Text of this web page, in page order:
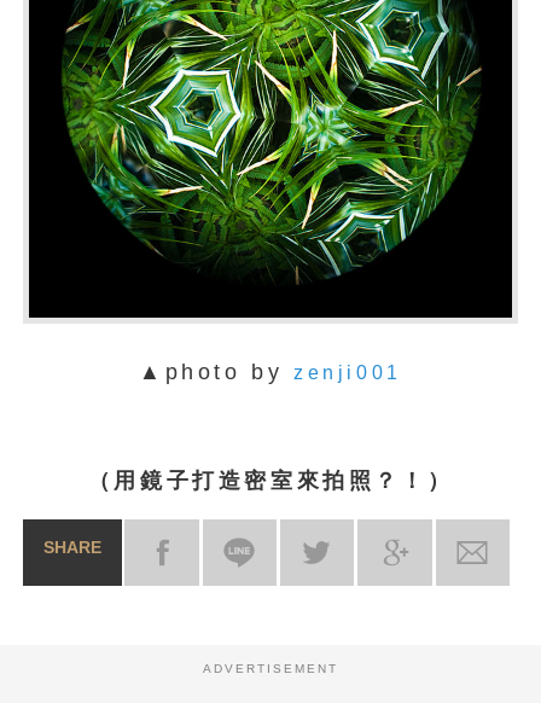
▲photo byzenji001
（用鏡子打造密室來拍照？！）
SHARE
ADVERTISEMENT